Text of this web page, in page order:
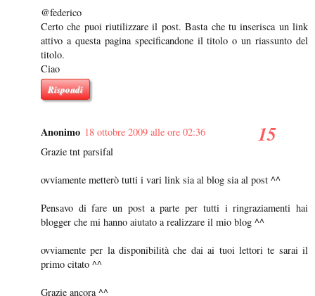
@federico
Certo che puoi riutilizzare il post. Basta che tu inserisca un link
attivo a questa pagina specificandone il titolo o un riassunto del
titolo.
Ciao
Rispondi
Anonimo 18 ottobre 2009 alle ore 02:36
Grazie tnt parsifal
ovviamente metterò tutti i vari link sia al blog sia al post ^^
Pensavo di fare un post a parte per tutti i ringraziamenti hai
blogger che mi hanno aiutato a realizzare il mio blog ^^
ovviamente per la disponibilità che dai ai tuoi lettori te sarai il
primo citato ^^
Grazie ancora ^^